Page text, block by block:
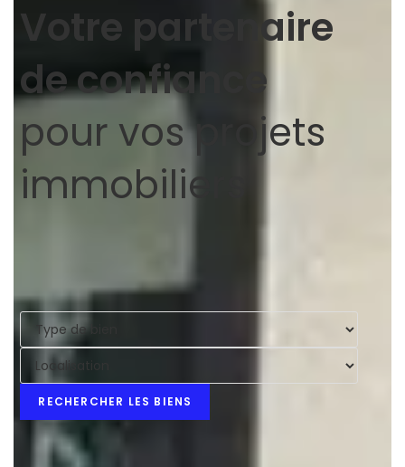
Votre partenaire
de confiance
pour vos projets
immobiliers